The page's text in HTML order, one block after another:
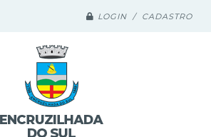
LOGIN / CADASTRO